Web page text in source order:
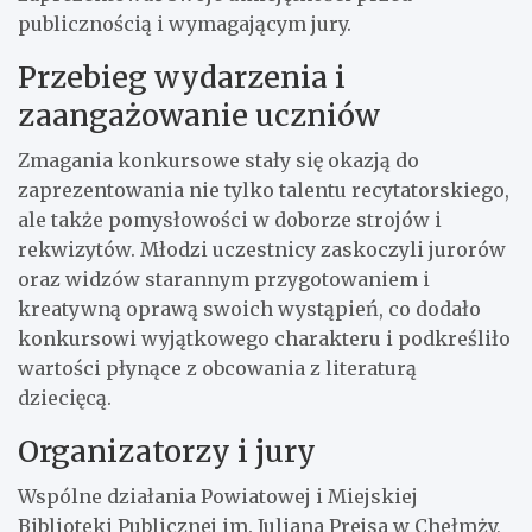
publicznością i wymagającym jury.
Przebieg wydarzenia i
zaangażowanie uczniów
Zmagania konkursowe stały się okazją do
zaprezentowania nie tylko talentu recytatorskiego,
ale także pomysłowości w doborze strojów i
rekwizytów. Młodzi uczestnicy zaskoczyli jurorów
oraz widzów starannym przygotowaniem i
kreatywną oprawą swoich wystąpień, co dodało
konkursowi wyjątkowego charakteru i podkreśliło
wartości płynące z obcowania z literaturą
dziecięcą.
Organizatorzy i jury
Wspólne działania Powiatowej i Miejskiej
Biblioteki Publicznej im. Juliana Prejsa w Chełmży,